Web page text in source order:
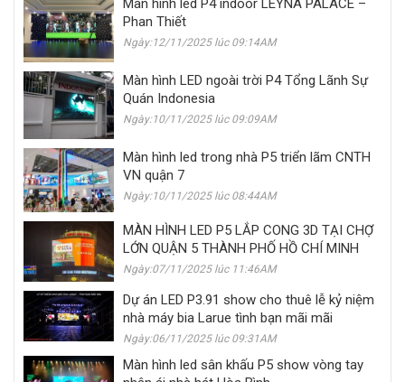
Màn hình led P4 indoor LEYNA PALACE –
Phan Thiết
Ngày:12/11/2025 lúc 09:14AM
Màn hình LED ngoài trời P4 Tổng Lãnh Sự
Quán Indonesia
Ngày:10/11/2025 lúc 09:09AM
Màn hình led trong nhà P5 triển lãm CNTH
VN quận 7
Ngày:10/11/2025 lúc 08:44AM
MÀN HÌNH LED P5 LẮP CONG 3D TẠI CHỢ
LỚN QUẬN 5 THÀNH PHỐ HỒ CHÍ MINH
Ngày:07/11/2025 lúc 11:46AM
Dự án LED P3.91 show cho thuê lễ kỷ niệm
nhà máy bia Larue tình bạn mãi mãi
Ngày:06/11/2025 lúc 09:31AM
Màn hình led sân khấu P5 show vòng tay